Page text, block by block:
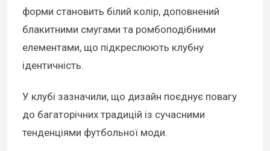
форми становить білий колір, доповнений
блакитними смугами та ромбоподібними
елементами, що підкреслюють клубну
ідентичність.
У клубі зазначили, що дизайн поєднує повагу
до багаторічних традицій із сучасними
тенденціями футбольної моди.